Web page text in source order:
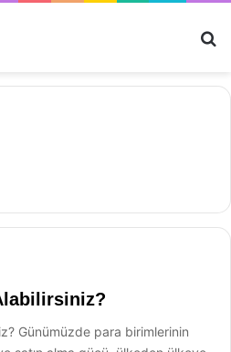
Günümüzde para birimlerinin